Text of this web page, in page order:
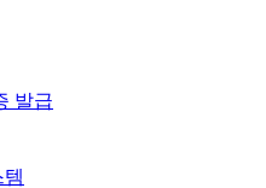
발급